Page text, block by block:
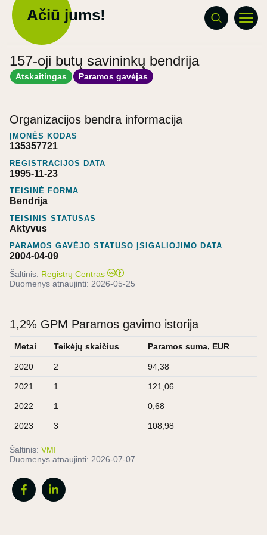
Ačiū jums!
157-oji butų savininkų bendrija
Atskaitingas Paramos gavėjas
Organizacijos bendra informacija
ĮMONĖS KODAS
135357721
REGISTRACIJOS DATA
1995-11-23
TEISINĖ FORMA
Bendrija
TEISINIS STATUSAS
Aktyvus
PARAMOS GAVĖJO STATUSO ĮSIGALIOJIMO DATA
2004-04-09
Šaltinis: Registrų Centras
Duomenys atnaujinti: 2026-05-25
1,2% GPM Paramos gavimo istorija
Metai Teikėjų skaičius Paramos suma, EUR
2020 2 94,38
2021 1 121,06
2022 1 0,68
2023 3 108,98
Šaltinis: VMI
Duomenys atnaujinti: 2026-07-07